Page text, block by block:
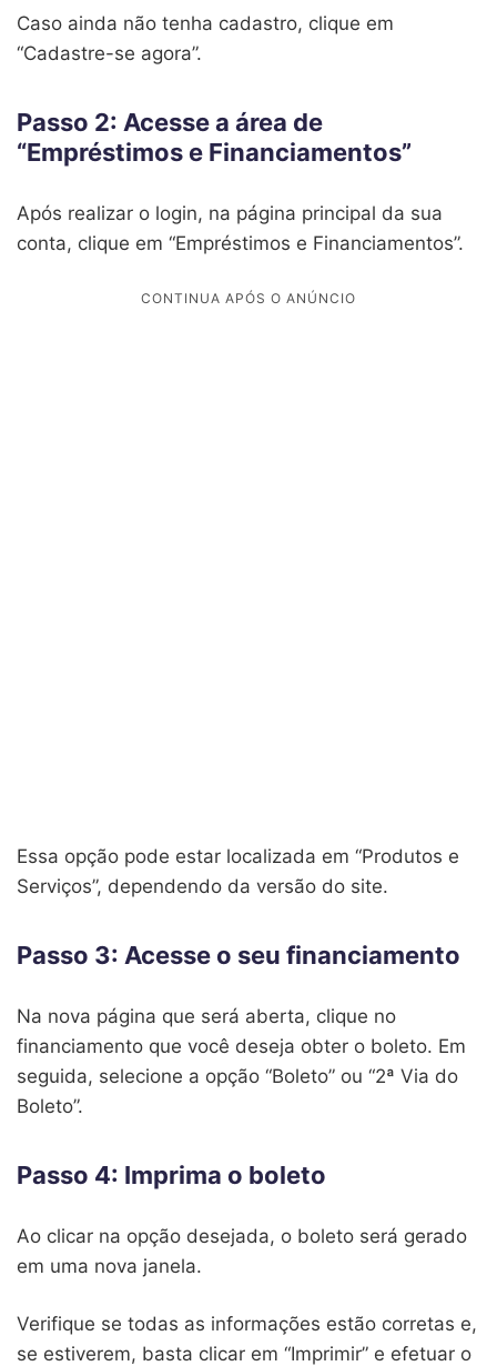
Caso ainda não tenha cadastro, clique em
“Cadastre-se agora”.
Passo 2: Acesse a área de
“Empréstimos e Financiamentos”
Após realizar o login, na página principal da sua
conta, clique em “Empréstimos e Financiamentos”.
Essa opção pode estar localizada em “Produtos e
Serviços”, dependendo da versão do site.
Passo 3: Acesse o seu financiamento
Na nova página que será aberta, clique no
financiamento que você deseja obter o boleto. Em
seguida, selecione a opção “Boleto” ou “2ª Via do
Boleto”.
Passo 4: Imprima o boleto
Ao clicar na opção desejada, o boleto será gerado
em uma nova janela.
Verifique se todas as informações estão corretas e,
se estiverem, basta clicar em “Imprimir” e efetuar o